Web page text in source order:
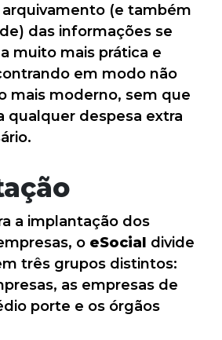
(e também
das informações se
muito mais prática e
em modo não
mais moderno, sem que
qualquer despesa extra
a implantação dos
o eSocial divide
três grupos distintos:
as empresas de
porte e os órgãos